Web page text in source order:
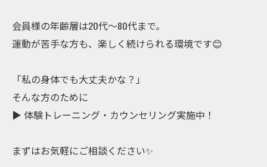
会員様の年齢層は20代〜80代まで。
運動が苦手な方も、楽しく続けられる環境です😊
「私の身体でも大丈夫かな？」
そんな方のために
▶︎ 体験トレーニング・カウンセリング実施中！
まずはお気軽にご相談ください✨